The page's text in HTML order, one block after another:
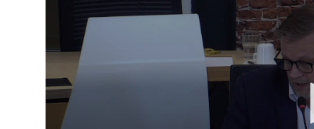
Watchlist